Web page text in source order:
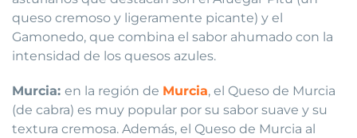
queso cremoso y ligeramente picante) y el
Gamonedo, que combina el sabor ahumado con la
intensidad de los quesos azules.
Murcia: en la región de Murcia, el Queso de Murcia
(de cabra) es muy popular por su sabor suave y su
textura cremosa. Además, el Queso de Murcia al